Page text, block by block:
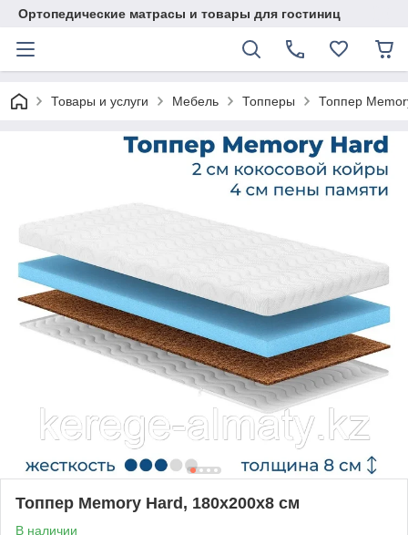
Ортопедические матрасы и товары для гостиниц
Товары и услуги Мебель Топперы Топпер
Топпер Memory Hard, 180x200x8 см
В наличии